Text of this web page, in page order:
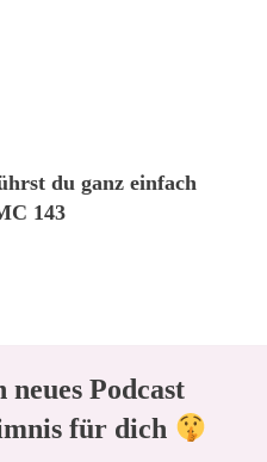
du ganz einfach
143
neues Podcast
für dich